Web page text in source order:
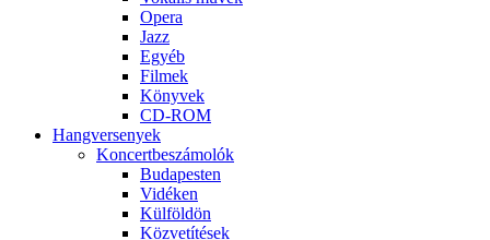
Opera
Jazz
Egyéb
Filmek
Könyvek
CD-ROM
Hangversenyek
Koncertbeszámolók
Budapesten
Vidéken
Külföldön
Közvetítések